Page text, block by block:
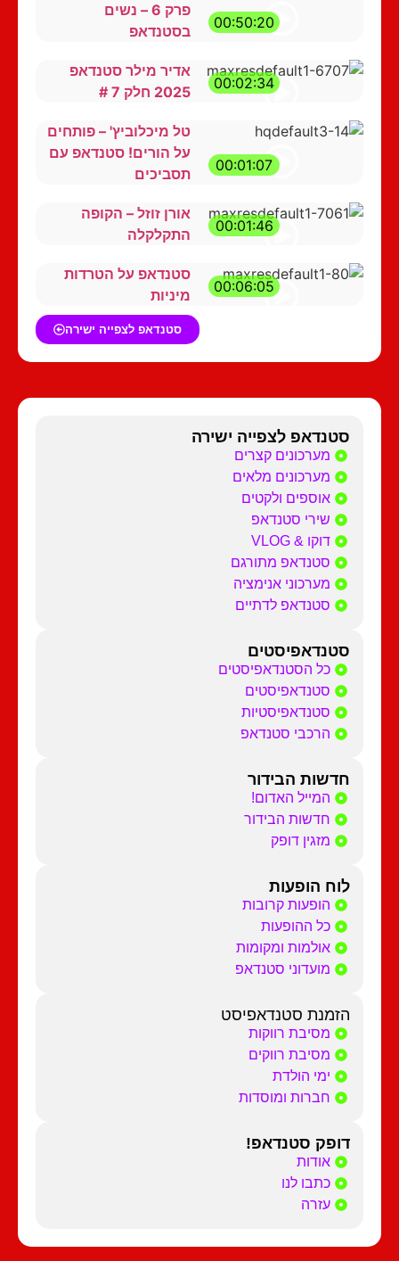
00:50:20
פרק 6 – נשים
בסטנדאפ
00:02:34
אדיר מילר סטנדאפ
2025 חלק 7 #
00:01:07
טל מיכלוביץ' – פותחים
על הורים! סטנדאפ עם
תסביכים
00:01:46
אורן זוזל – הקופה
התקלקלה
00:06:05
סטנדאפ על הטרדות
מיניות
סטנדאפ לצפייה ישירה
סטנדאפ לצפייה ישירה
מערכונים קצרים
מערכונים מלאים
אוספים ולקטים
שירי סטנדאפ
דוקו & VLOG
סטנדאפ מתורגם
מערכוני אנימציה
סטנדאפ לדתיים
סטנדאפיסטים
כל הסטנדאפיסטים
סטנדאפיסטים
סטנדאפיסטיות
הרכבי סטנדאפ
חדשות הבידור
המייל האדום!
חדשות הבידור
מזגין דופק
לוח הופעות
הופעות קרובות
כל ההופעות
אולמות ומקומות
מועדוני סטנדאפ
הזמנת סטנדאפיסט
מסיבת רווקות
מסיבת רווקים
ימי הולדת
חברות ומוסדות
דופק סטנדאפ!
אודות
כתבו לנו
עזרה